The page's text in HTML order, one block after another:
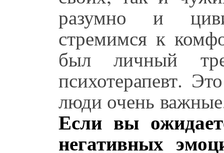
разумно и
стремимся к
был личный
психотерапевт.
люди очень
Если вы
негативных